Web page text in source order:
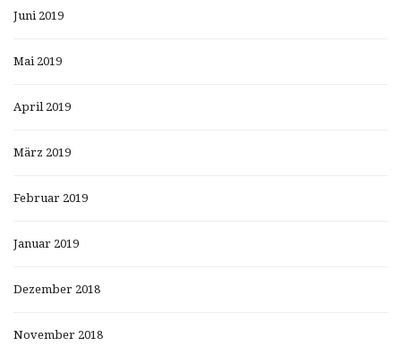
Juni 2019
Mai 2019
April 2019
März 2019
Februar 2019
Januar 2019
Dezember 2018
November 2018